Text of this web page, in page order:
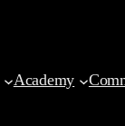
Academy